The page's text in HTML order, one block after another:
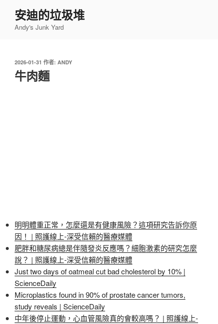
安迪的垃圾堆
Andy's Junk Yard
發
佈
於
2026-01-31 作者: ANDY
牛肉麵
明明體重正常，怎麼還是有健康風險？這項研究告訴你原
因！ | 照護線上-深受信賴的醫療媒體
肥胖和糖尿病總是伴隨發炎反應嗎？細胞激素的研究怎麼
說？ | 照護線上-深受信賴的醫療媒體
Just two days of oatmeal cut bad cholesterol by 10% |
ScienceDaily
Microplastics found in 90% of prostate cancer tumors,
study reveals | ScienceDaily
中年後停止運動，心血管風險真的會較高嗎？ | 照護線上-